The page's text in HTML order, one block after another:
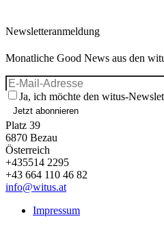
Newsletteranmeldung
Monatliche Good News aus den
Ja, ich möchte den witus-
Jetzt abonnieren
Platz 39
6870 Bezau
Österreich
+435514 2295
+43 664 110 46 82
info@witus.at
Impressum